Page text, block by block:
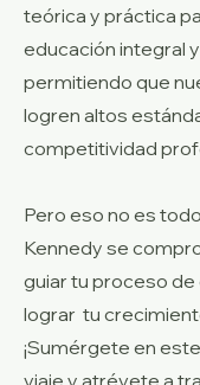
teórica y práctica
educación integral
permitiendo que
logren altos
competitividad
Pero eso no es
Kennedy se
guiar tu proceso
lograr tu
¡Sumérgete en
viaje y atrévete a